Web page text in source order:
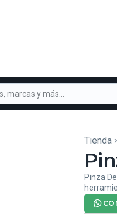
Tienda
Pinza